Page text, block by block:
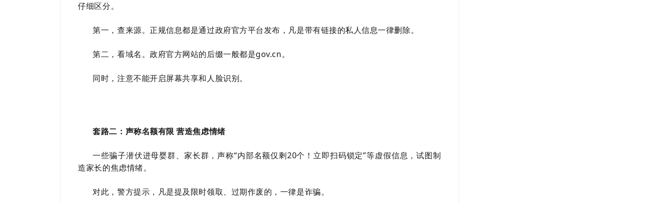
仔细区分。
第一，查来源。正规信息都是通过政府官方平台发布，凡是带有链接的私人信息一律删除。
第二，看域名。政府官方网站的后缀一般都是gov.cn。
同时，注意不能开启屏幕共享和人脸识别。
套路二：声称名额有限 营造焦虑情绪
一些骗子潜伏进母婴群、家长群，声称“内部名额仅剩20个！立即扫码锁定”等虚假信息，试图制
造家长的焦虑情绪。
对此，警方提示， 凡是提及限时领取、过期作废的，一律是诈骗。